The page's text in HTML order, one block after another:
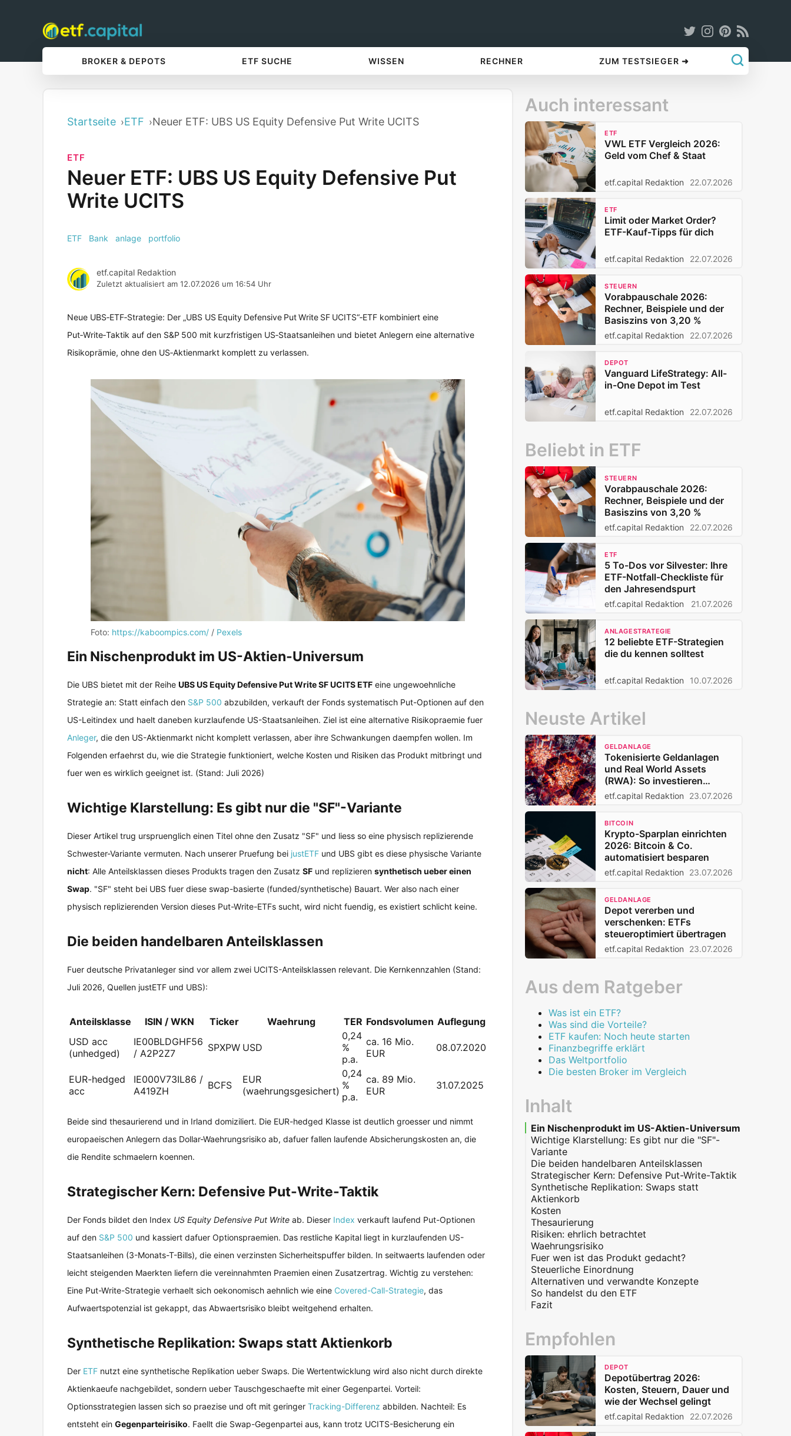
BROKER & DEPOTS ETF SUCHE WISSEN RECHNER ZUM TESTSIEGER ➜
Startseite ETF Neuer ETF: UBS US Equity Defensive Put Write UCITS
ETF
Neuer ETF: UBS US Equity Defensive Put
Write UCITS
ETF Bank anlage portfolio
etf.capital Redaktion
Zuletzt aktualisiert am 12.07.2026 um 16:54 Uhr
Neue UBS‑ETF‑Strategie: Der „UBS US Equity Defensive Put Write SF UCITS“‑ETF kombiniert eine
Put‑Write‑Taktik auf den S&P 500 mit kurzfristigen US‑Staatsanleihen und bietet Anlegern eine alternative
Risikoprämie, ohne den US‑Aktienmarkt komplett zu verlassen.
Foto: https://kaboompics.com/ / Pexels
Ein Nischenprodukt im US-Aktien-Universum
Die UBS bietet mit der Reihe UBS US Equity Defensive Put Write SF UCITS ETF eine ungewoehnliche
Strategie an: Statt einfach den S&P 500 abzubilden, verkauft der Fonds systematisch Put-Optionen auf den
US-Leitindex und haelt daneben kurzlaufende US-Staatsanleihen. Ziel ist eine alternative Risikopraemie fuer
Anleger, die den US-Aktienmarkt nicht komplett verlassen, aber ihre Schwankungen daempfen wollen. Im
Folgenden erfaehrst du, wie die Strategie funktioniert, welche Kosten und Risiken das Produkt mitbringt und
fuer wen es wirklich geeignet ist. (Stand: Juli 2026)
Wichtige Klarstellung: Es gibt nur die "SF"-Variante
Dieser Artikel trug urspruenglich einen Titel ohne den Zusatz "SF" und liess so eine physisch replizierende
Schwester-Variante vermuten. Nach unserer Pruefung bei justETF und UBS gibt es diese physische Variante
nicht: Alle Anteilsklassen dieses Produkts tragen den Zusatz SF und replizieren synthetisch ueber einen
Swap. "SF" steht bei UBS fuer diese swap-basierte (funded/synthetische) Bauart. Wer also nach einer
physisch replizierenden Version dieses Put-Write-ETFs sucht, wird nicht fuendig, es existiert schlicht keine.
Die beiden handelbaren Anteilsklassen
Fuer deutsche Privatanleger sind vor allem zwei UCITS-Anteilsklassen relevant. Die Kernkennzahlen (Stand:
Juli 2026, Quellen justETF und UBS):
Anteilsklasse ISIN / WKN Ticker Waehrung TER Fondsvolumen Auflegung
USD acc
(unhedged)
IE00BLDGHF56
/ A2P2Z7
SPXPW USD
0,24
%
p.a.
ca. 16 Mio.
EUR
08.07.2020
EUR-hedged
acc
IE000V73IL86 /
A419ZH
BCFS
EUR
(waehrungsgesichert)
0,24
%
p.a.
ca. 89 Mio.
EUR
31.07.2025
Beide sind thesaurierend und in Irland domiziliert. Die EUR-hedged Klasse ist deutlich groesser und nimmt
europaeischen Anlegern das Dollar-Waehrungsrisiko ab, dafuer fallen laufende Absicherungskosten an, die
die Rendite schmaelern koennen.
Strategischer Kern: Defensive Put-Write-Taktik
Der Fonds bildet den Index US Equity Defensive Put Write ab. Dieser Index verkauft laufend Put-Optionen
auf den S&P 500 und kassiert dafuer Optionspraemien. Das restliche Kapital liegt in kurzlaufenden US-
Staatsanleihen (3-Monats-T-Bills), die einen verzinsten Sicherheitspuffer bilden. In seitwaerts laufenden oder
leicht steigenden Maerkten liefern die vereinnahmten Praemien einen Zusatzertrag. Wichtig zu verstehen:
Eine Put-Write-Strategie verhaelt sich oekonomisch aehnlich wie eine Covered-Call-Strategie, das
Aufwaertspotenzial ist gekappt, das Abwaertsrisiko bleibt weitgehend erhalten.
Synthetische Replikation: Swaps statt Aktienkorb
Der ETF nutzt eine synthetische Replikation ueber Swaps. Die Wertentwicklung wird also nicht durch direkte
Aktienkaeufe nachgebildet, sondern ueber Tauschgeschaefte mit einer Gegenpartei. Vorteil:
Optionsstrategien lassen sich so praezise und oft mit geringer Tracking-Differenz abbilden. Nachteil: Es
entsteht ein Gegenparteirisiko. Faellt die Swap-Gegenpartei aus, kann trotz UCITS-Besicherung ein
Auch interessant
ETF
VWL ETF Vergleich 2026:
Geld vom Chef & Staat
etf.capital Redaktion 22.07.2026
ETF
Limit oder Market Order?
ETF-Kauf-Tipps für dich
etf.capital Redaktion 22.07.2026
STEUERN
Vorabpauschale 2026:
Rechner, Beispiele und der
Basiszins von 3,20 %
etf.capital Redaktion 22.07.2026
DEPOT
Vanguard LifeStrategy: All-
in-One Depot im Test
etf.capital Redaktion 22.07.2026
Beliebt in ETF
STEUERN
Vorabpauschale 2026:
Rechner, Beispiele und der
Basiszins von 3,20 %
etf.capital Redaktion 22.07.2026
ETF
5 To-Dos vor Silvester: Ihre
ETF-Notfall-Checkliste für
den Jahresendspurt
etf.capital Redaktion 21.07.2026
ANLAGESTRATEGIE
12 beliebte ETF-Strategien
die du kennen solltest
etf.capital Redaktion 10.07.2026
Neuste Artikel
GELDANLAGE
Tokenisierte Geldanlagen
und Real World Assets
(RWA): So investieren
Privatanleger 2026
etf.capital Redaktion 23.07.2026
BITCOIN
Krypto-Sparplan einrichten
2026: Bitcoin & Co.
automatisiert besparen
etf.capital Redaktion 23.07.2026
GELDANLAGE
Depot vererben und
verschenken: ETFs
steueroptimiert übertragen
etf.capital Redaktion 23.07.2026
Aus dem Ratgeber
Was ist ein ETF?
Was sind die Vorteile?
ETF kaufen: Noch heute starten
Finanzbegriffe erklärt
Das Weltportfolio
Die besten Broker im Vergleich
Inhalt
Ein Nischenprodukt im US-Aktien-Universum
Wichtige Klarstellung: Es gibt nur die "SF"-
Variante
Die beiden handelbaren Anteilsklassen
Strategischer Kern: Defensive Put-Write-Taktik
Synthetische Replikation: Swaps statt
Aktienkorb
Kosten
Thesaurierung
Risiken: ehrlich betrachtet
Waehrungsrisiko
Fuer wen ist das Produkt gedacht?
Steuerliche Einordnung
Alternativen und verwandte Konzepte
So handelst du den ETF
Fazit
Empfohlen
DEPOT
Depotübertrag 2026:
Kosten, Steuern, Dauer und
wie der Wechsel gelingt
etf.capital Redaktion 22.07.2026